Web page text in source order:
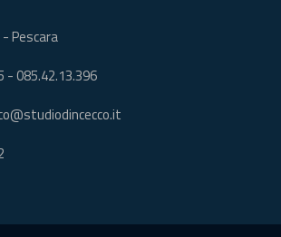
Pescara
-085.42.13.396